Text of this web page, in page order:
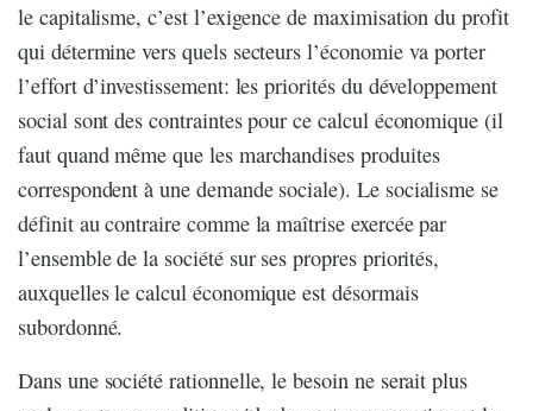
le capitalisme, c’est l’exigence de maximisation du profit
qui détermine vers quels secteurs l’économie va porter
l’effort d’investissement: les priorités du développement
social sont des contraintes pour ce calcul économique (il
faut quand même que les marchandises produites
correspondent à une demande sociale). Le socialisme se
définit au contraire comme la maîtrise exercée par
l’ensemble de la société sur ses propres priorités,
auxquelles le calcul économique est désormais
subordonné.
Dans une société rationnelle, le besoin ne serait plus